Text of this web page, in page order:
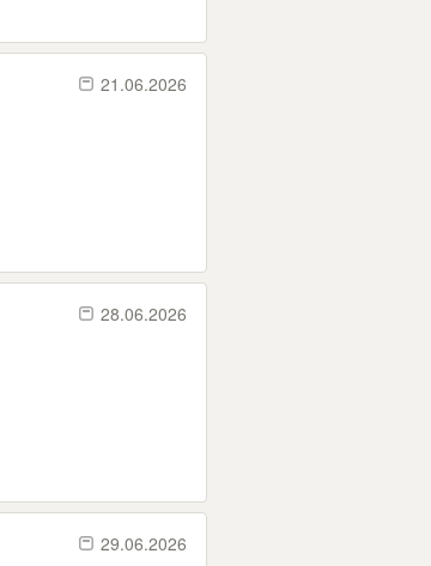
21.06.2026
28.06.2026
29.06.2026